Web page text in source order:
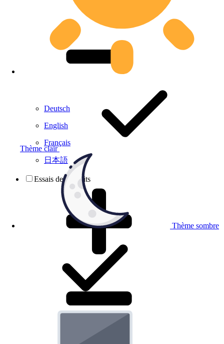
Thème clair
Thème sombre
Deutsch
English
Français
日本語
Essais de produits